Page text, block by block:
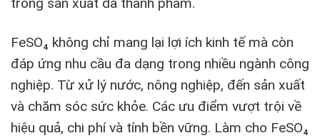
FeSO₄ không chỉ mang lại lợi ích kinh tế mà còn
đáp ứng nhu cầu đa dạng trong nhiều ngành công
nghiệp. Từ xử lý nước, nông nghiệp, đến sản xuất
và chăm sóc sức khỏe. Các ưu điểm vượt trội về
hiệu quả, chi phí và tính bền vững. Làm cho FeSO₄